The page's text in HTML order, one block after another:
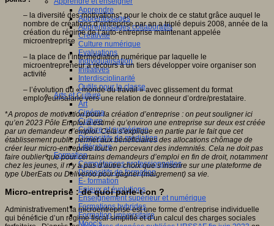
Apprendre
Apprentissages
Apprentissages collaboratifs
Créativité
Culture numérique
Evaluations
Individualisation
Initiatives
Interdisciplinarité
Outils pour la classe
Arts et Culture
Art
Cinéma
Culture
Culture et numérique
Dispositifs de médiation
Littérature
Formation
Compétences professionnelles
Dispositifs de formation
E- formation
Enjeux et évolutions
Enseignement supérieur et numérique
Formations hybrides
Formation universitaire
Mooc’s
– la diversité des motivations* pour le choix de ce statut grâce auquel le
nombre de créations d’entreprise par an a triplé depuis 2008, année de la
création du régime de l’auto-entreprise maintenant appelée
microentreprise
– la place de l’intermédiation numérique par laquelle le
microentrepreneur a recours à un tiers développer voire organiser son
activité
– l’évolution du « monde du travail » avec glissement du format
employeur/salarié vers une relation de donneur d’ordre/prestataire.
*A propos de motivation pour la création d’entreprise : on peut souligner ici
qu’en 2023 Pôle Emploiaestimé qu’environ une entreprise sur deux est créée
par un demandeur d’emploi. Cela s’explique en partie par le fait que cet
établissement public permetaux bénéficiaires des allocations chômage de
créer leur micro-entreprise tout en percevant des indemnités. Cela ne doit pas
faire oublierque pour certains demandeurs d’emploi en fin de droit, notamment
chez les jeunes, il n’y a pasd’autrechoixque s’inscrire sur une plateforme de
type UberEats ou Deliveroo pour gagner (maigrement) sa vie.
Micro-entreprise : de quoi parle-t-on ?
Administrativement la microentreprise est une forme d’entreprise individuelle
qui bénéficie d’un régime fiscal simplifié et d’un calcul des charges sociales